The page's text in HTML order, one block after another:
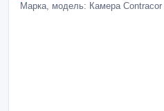
Марка, модель: Камера Contracor